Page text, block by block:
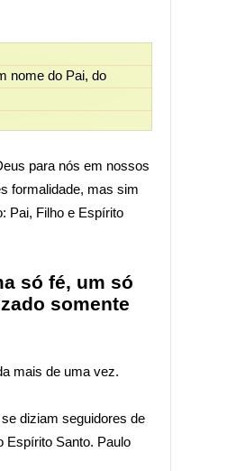
nome do Pai, do
para nós em nossos
formalidade, mas sim
Pai, Filho e Espírito
só fé, um só
somente
mais de uma vez.
diziam seguidores de
Espírito Santo. Paulo